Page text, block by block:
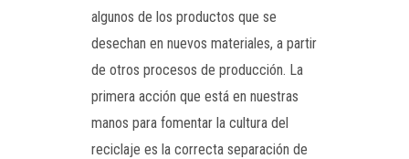
algunos de los productos que se
desechan en nuevos materiales, a partir
de otros procesos de producción. La
primera acción que está en nuestras
manos para fomentar la cultura del
reciclaje es la correcta separación de